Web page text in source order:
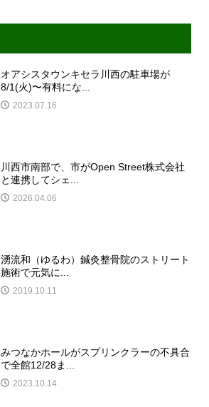
オアシスタウンキセラ川西の駐車場が
8/1(火)〜有料にな...
2023.07.16
川西市南部で、市がOpen Street株式会社
と連携してシェ...
2026.04.06
湧流和（ゆるわ）鍼灸整骨院のストリート
施術で元気に...
2019.10.11
みつなかホールがスプリンクラーの不具合
で全館12/28ま...
2023.10.14